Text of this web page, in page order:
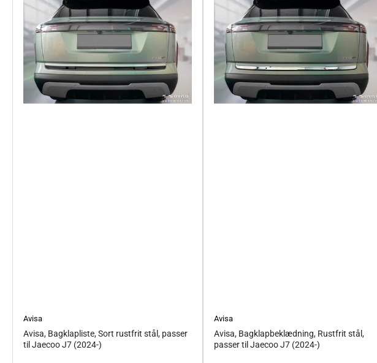
Avisa
Avisa, Bagklapliste, Sort rustfrit stål, passer
til Jaecoo J7 (2024-)
Avisa
Avisa, Bagklapbeklædning, Rustfrit stål,
passer til Jaecoo J7 (2024-)